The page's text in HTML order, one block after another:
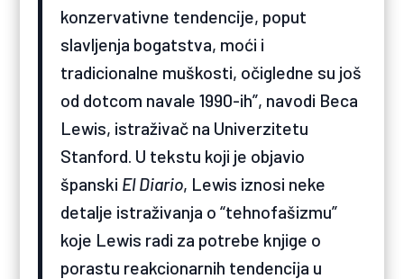
konzervativne tendencije, poput
slavljenja bogatstva, moći i
tradicionalne muškosti, očigledne su još
od dotcom navale 1990-ih”, navodi Beca
Lewis, istraživač na Univerzitetu
Stanford. U tekstu koji je objavio
španski El Diario, Lewis iznosi neke
detalje istraživanja o “tehnofašizmu”
koje Lewis radi za potrebe knjige o
porastu reakcionarnih tendencija u